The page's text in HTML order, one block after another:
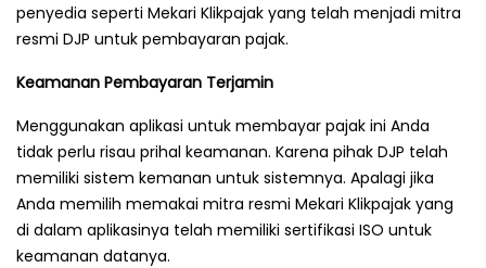
penyedia seperti Mekari Klikpajak yang telah menjadi mitra
resmi DJP untuk pembayaran pajak.
Keamanan Pembayaran Terjamin
Menggunakan aplikasi untuk membayar pajak ini Anda
tidak perlu risau prihal keamanan. Karena pihak DJP telah
memiliki sistem kemanan untuk sistemnya. Apalagi jika
Anda memilih memakai mitra resmi Mekari Klikpajak yang
di dalam aplikasinya telah memiliki sertifikasi ISO untuk
keamanan datanya.